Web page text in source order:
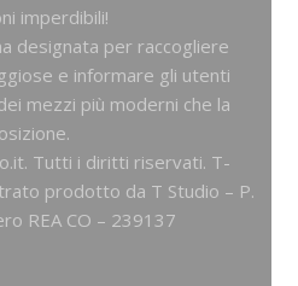
imperdibili!
designata per raccogliere
e informare gli utenti
mezzi più moderni che la
Tutti i diritti riservati. T-
prodotto da T Studio – P.
REA CO – 239137